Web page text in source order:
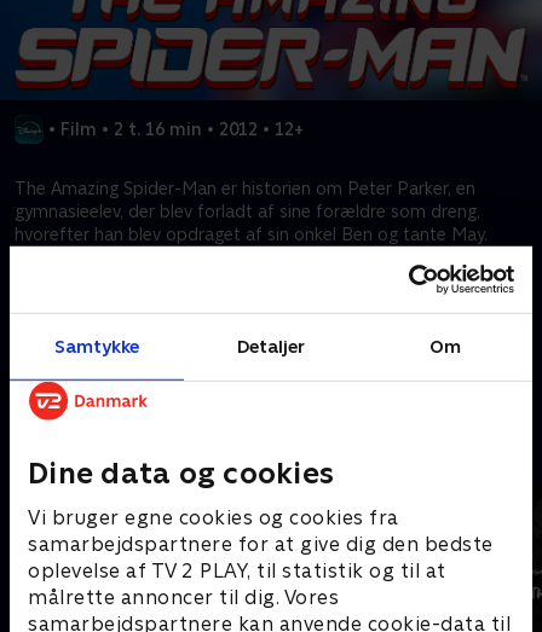
Samtykke Detaljer Om
Dine data og cookies
Vi bruger egne cookies og cookies fra
samarbejdspartnere for at give dig den bedste
oplevelse af TV 2 PLAY, til statistik og til at
målrette annoncer til dig. Vores
samarbejdspartnere kan anvende cookie-data til
• Film • 2 t. 16 min • 2012 • 12+
The Amazing Spider-Man er historien om Peter Parker, en
gymnasieelev, der blev forladt af sine forældre som dreng,
hvorefter han blev opdraget af sin onkel Ben og tante May.
han er, og hvordan han er blevet den person, han er i dag. Peter
forpligtelse og hemmeligheder.
Kræver tilkøb
Mere indhold fra Disney+